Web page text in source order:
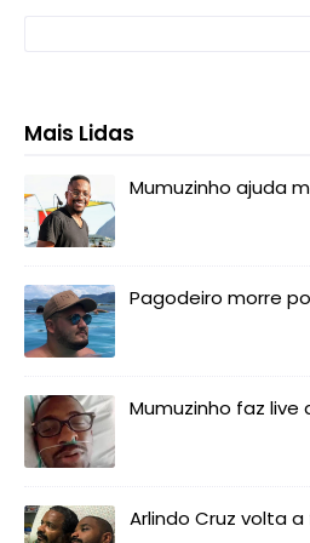
Mais Lidas
Mumuzinho ajuda
Pagodeiro morre
Mumuzinho faz live
Arlindo Cruz volta